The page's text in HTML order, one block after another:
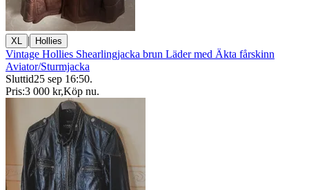
XL | Hollies
Vintage Hollies Shearlingjacka brun Läder med Äkta fårskinn
Aviator/Sturmjacka
Sluttid25 sep 16:50.
Pris:3 000 kr,Köp nu.